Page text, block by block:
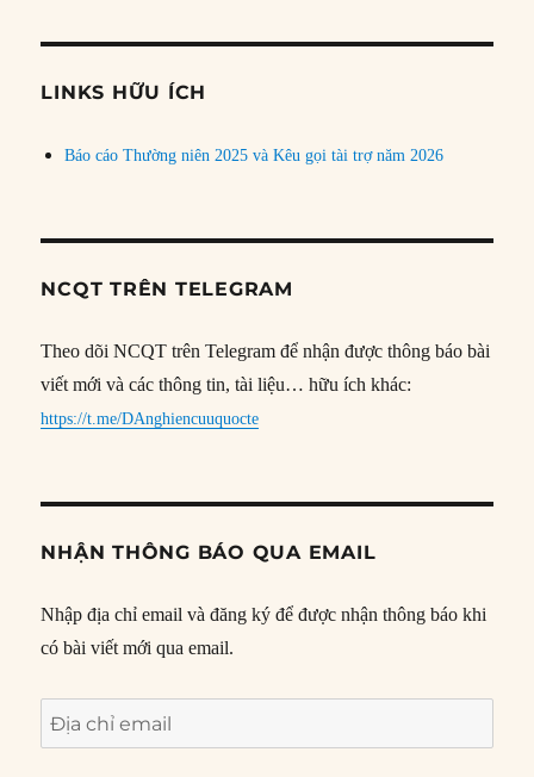
đề
LINKS HỮU ÍCH
Báo cáo Thường niên 2025 và Kêu gọi tài trợ năm 2026
NCQT TRÊN TELEGRAM
Theo dõi NCQT trên Telegram để nhận được thông báo bài
viết mới và các thông tin, tài liệu… hữu ích khác:
https://t.me/DAnghiencuuquocte
NHẬN THÔNG BÁO QUA EMAIL
Nhập địa chỉ email và đăng ký để được nhận thông báo khi
có bài viết mới qua email.
Địa
chỉ